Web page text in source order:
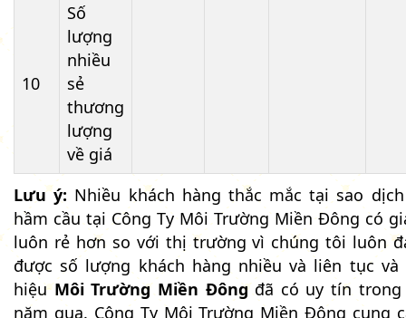
10
Số
lượng
nhiều
sẻ
thương
lượng
về giá
Lưu ý: Nhiều khách hàng thắc mắc tại sao
hầm cầu tại Công Ty Môi Trường Miền Đông có
luôn rẻ hơn so với thị trường vì chúng tôi luôn
được số lượng khách hàng nhiều và liên tục và
hiệu Môi Trường Miền Đôngđã có uy tín trong
năm qua. Công Ty Môi Trường Miền Đông cung